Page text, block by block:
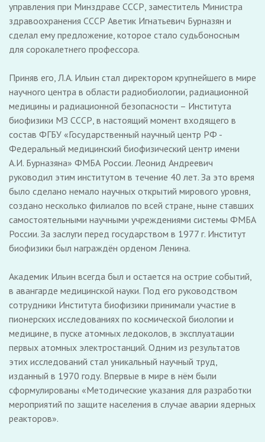
управления при Минздраве СССР, заместитель Министра
здравоохранения СССР Аветик Игнатьевич Бурназян и
сделал ему предложение, которое стало судьбоносным
для сорокалетнего профессора.
Приняв его, Л.А. Ильин стал директором крупнейшего в мире
научного центра в области радиобиологии, радиационной
медицины и радиационной безопасности – Института
биофизики МЗ СССР, в настоящий момент входящего в
состав ФГБУ «Государственный научный центр РФ -
Федеральный медицинский биофизический центр имени
А.И. Бурназяна» ФМБА России. Леонид Андреевич
руководил этим институтом в течение 40 лет. За это время
было сделано немало научных открытий мирового уровня,
создано несколько филиалов по всей стране, ныне ставших
самостоятельными научными учреждениями системы ФМБА
России. За заслуги перед государством в 1977 г. Институт
биофизики был награждён орденом Ленина.
Академик Ильин всегда был и остается на острие событий,
в авангарде медицинской науки. Под его руководством
сотрудники Института биофизики принимали участие в
пио­нерских исследованиях по космической биологии и
медицине, в пуске атомных ледоколов, в эксплуатации
первых атомных электростанций. Одним из результатов
этих исследований стал уникальный научный труд,
изданный в 1970 году. Впервые в мире в нём были
сформулированы «Методические указания для разработки
мероприятий по защите населения в случае аварии ядерных
реакторов».